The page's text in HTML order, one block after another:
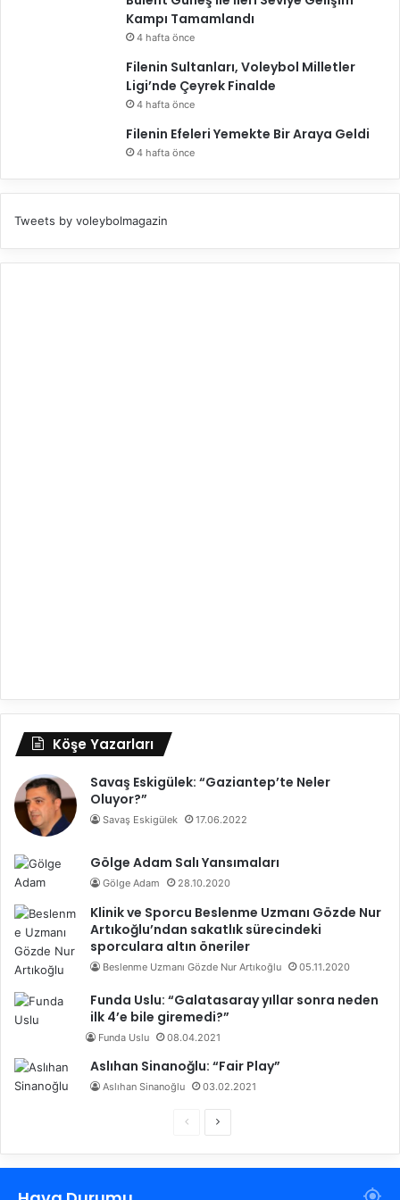
Kampı Tamamlandı
4 hafta önce
Filenin Sultanları, Voleybol Milletler
Ligi’nde Çeyrek Finalde
4 hafta önce
Filenin Efeleri Yemekte Bir Araya Geldi
4 hafta önce
Tweets by voleybolmagazin
Köşe Yazarları
Savaş Eskigülek: “Gaziantep’te Neler
Oluyor?”
Savaş Eskigülek 17.06.2022
Gölge Adam Salı Yansımaları
Gölge Adam 28.10.2020
Klinik ve Sporcu Beslenme Uzmanı Gözde Nur
Artıkoğlu’ndan sakatlık sürecindeki
sporculara altın öneriler
Beslenme Uzmanı Gözde Nur Artıkoğlu 05.11.2020
Funda Uslu: “Galatasaray yıllar sonra neden
ilk 4’e bile giremedi?”
Funda Uslu 08.04.2021
Aslıhan Sinanoğlu: “Fair Play”
Aslıhan Sinanoğlu 03.02.2021
c
n